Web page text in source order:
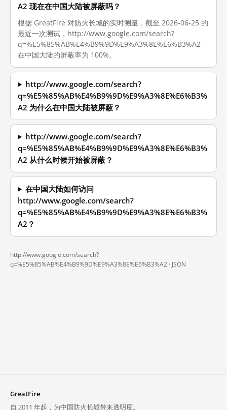
A2 现在在中国大陆被屏蔽吗？
根据 GreatFire 对防火长城的实时测量，截至 2026-06-25 的
最近一次测试，http://www.google.com/search?
q=%E5%85%AB%E4%B9%9D%E9%A3%8E%E6%B3%A2
在中国大陆的屏蔽率为 100%。
http://www.google.com/search?
q=%E5%85%AB%E4%B9%9D%E9%A3%8E%E6%B3%
A2 为什么在中国大陆被屏蔽？
http://www.google.com/search?
q=%E5%85%AB%E4%B9%9D%E9%A3%8E%E6%B3%
A2 从什么时候开始被屏蔽？
在中国大陆如何访问
http://www.google.com/search?
q=%E5%85%AB%E4%B9%9D%E9%A3%8E%E6%B3%
A2？
http://www.google.com/search?
q=%E5%85%AB%E4%B9%9D%E9%A3%8E%E6%B3%A2 · JSON
GreatFire
自 2011 年起，为中国防火长城带来透明度。